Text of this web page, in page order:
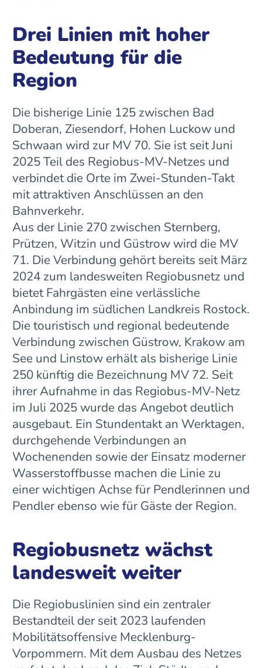
Drei Linien mit hoher
Bedeutung für die
Region
Die bisherige Linie 125 zwischen Bad
Doberan, Ziesendorf, Hohen Luckow und
Schwaan wird zur MV 70. Sie ist seit Juni
2025 Teil des Regiobus-MV-Netzes und
verbindet die Orte im Zwei-Stunden-Takt
mit attraktiven Anschlüssen an den
Bahnverkehr.
Aus der Linie 270 zwischen Sternberg,
Prützen, Witzin und Güstrow wird die MV
71. Die Verbindung gehört bereits seit März
2024 zum landesweiten Regiobusnetz und
bietet Fahrgästen eine verlässliche
Anbindung im südlichen Landkreis Rostock.
Die touristisch und regional bedeutende
Verbindung zwischen Güstrow, Krakow am
See und Linstow erhält als bisherige Linie
250 künftig die Bezeichnung MV 72. Seit
ihrer Aufnahme in das Regiobus-MV-Netz
im Juli 2025 wurde das Angebot deutlich
ausgebaut. Ein Stundentakt an Werktagen,
durchgehende Verbindungen an
Wochenenden sowie der Einsatz moderner
Wasserstoffbusse machen die Linie zu
einer wichtigen Achse für Pendlerinnen und
Pendler ebenso wie für Gäste der Region.
Regiobusnetz wächst
landesweit weiter
Die Regiobuslinien sind ein zentraler
Bestandteil der seit 2023 laufenden
Mobilitätsoffensive Mecklenburg-
Vorpommern. Mit dem Ausbau des Netzes